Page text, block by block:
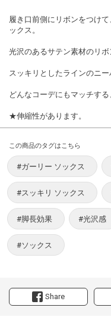
Share
履き口前側にリボンをつけ
ックス。
光沢のあるサテン素材のリボ
スッキリとしたラインのニ
どんなコーデにもマッチする
★伸縮性があります。
この商品のタグはこちら
#ガーリー ソックス
#スッキリ ソックス
#脚長効果 #光沢感
#ソックス